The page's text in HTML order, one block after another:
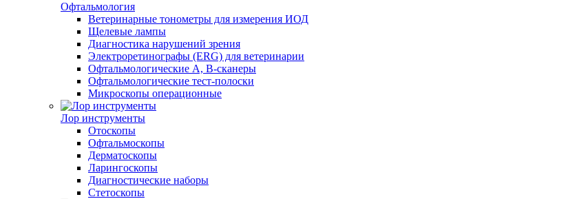
Офтальмология
Ветеринарные тонометры для измерения ИОД
Щелевые лампы
Диагностика нарушений зрения
Электроретинографы (ERG) для ветеринарии
Офтальмологические A, B-сканеры
Офтальмологические тест-полоски
Микроскопы операционные
Лор инструменты
Отоскопы
Офтальмоскопы
Дерматоскопы
Ларингоскопы
Диагностические наборы
Стетоскопы